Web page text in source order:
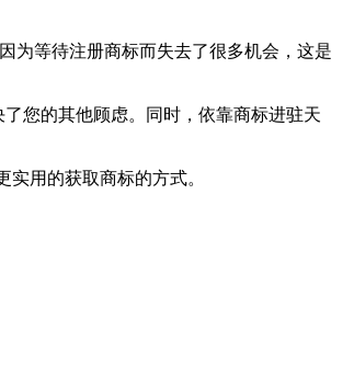
为等待注册商标而失去了很多机会，这是
您的其他顾虑。同时，依靠商标进驻天
用的获取商标的方式。